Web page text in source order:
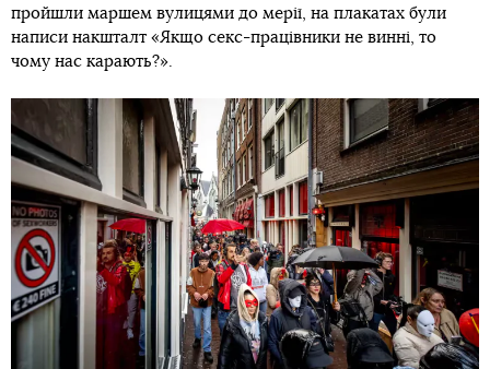
пройшли маршем вулицями до мерії, на плакатах були
написи накшталт «Якщо секс-працівники не винні, то
чому нас карають?».